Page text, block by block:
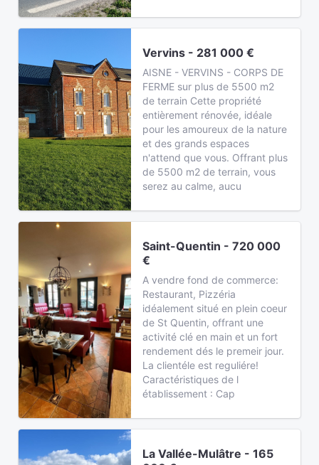
Vervins - 281 000 €
AISNE - VERVINS - CORPS DE
FERME sur plus de 5500 m2
de terrain Cette propriété
entièrement rénovée, idéale
pour les amoureux de la nature
et des grands espaces
n'attend que vous. Offrant plus
de 5500 m2 de terrain, vous
serez au calme, aucu
Saint-Quentin - 720 000
€
A vendre fond de commerce:
Restaurant, Pizzéria
idéalement situé en plein coeur
de St Quentin, offrant une
activité clé en main et un fort
rendement dés le premeir jour.
La clientéle est reguliére!
Caractéristiques de l
établissement : Cap
La Vallée-Mulâtre - 165